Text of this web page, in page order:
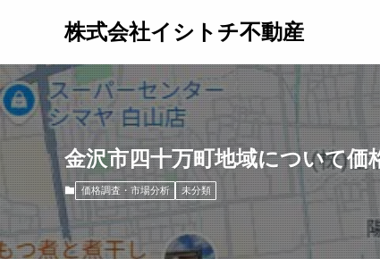
株式会社イシトチ不動産
金沢市四十万町地域について価
価格調査・市場分析 未分類